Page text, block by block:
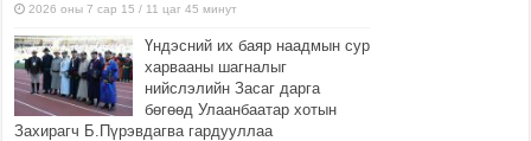
2026 оны 7 сар 15 / 11 цаг 45 минут
Үндэсний их баяр наадмын сур
харвааны шагналыг
нийслэлийн Засаг дарга
бөгөөд Улаанбаатар хотын
Захирагч Б.Пүрэвдагва гардууллаа